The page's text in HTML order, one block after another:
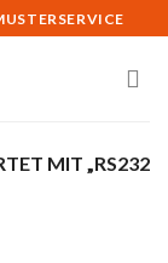
MIT „RS232